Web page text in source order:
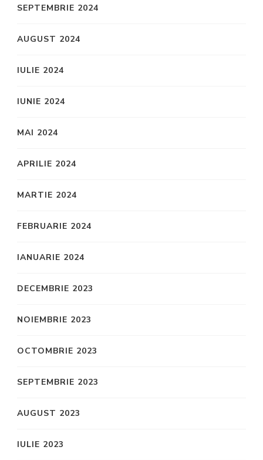
SEPTEMBRIE 2024
AUGUST 2024
IULIE 2024
IUNIE 2024
MAI 2024
APRILIE 2024
MARTIE 2024
FEBRUARIE 2024
IANUARIE 2024
DECEMBRIE 2023
NOIEMBRIE 2023
OCTOMBRIE 2023
SEPTEMBRIE 2023
AUGUST 2023
IULIE 2023